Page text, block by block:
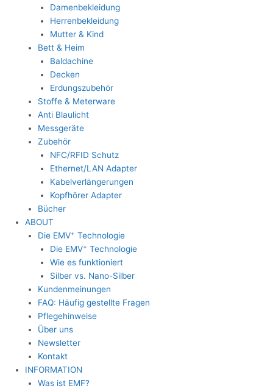
Damenbekleidung
Herrenbekleidung
Mutter & Kind
Bett & Heim
Baldachine
Decken
Erdungszubehör
Stoffe & Meterware
Anti Blaulicht
Messgeräte
Zubehör
NFC/RFID Schutz
Ethernet/LAN Adapter
Kabelverlängerungen
Kopfhörer Adapter
Bücher
ABOUT
Die EMV+ Technologie
Die EMV+ Technologie
Wie es funktioniert
Silber vs. Nano-Silber
Kundenmeinungen
FAQ: Häufig gestellte Fragen
Pflegehinweise
Über uns
Newsletter
Kontakt
INFORMATION
Was ist EMF?